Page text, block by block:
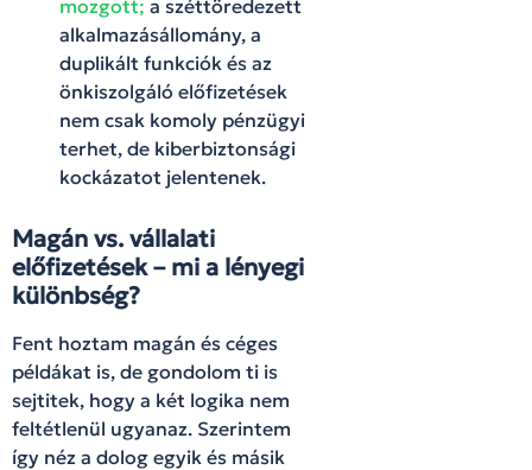
mozgott; a széttöredezett
alkalmazásállomány, a
duplikált funkciók és az
önkiszolgáló előfizetések
nem csak komoly pénzügyi
terhet, de kiberbiztonsági
kockázatot jelentenek.
Magán vs. vállalati
előfizetések – mi a lényegi
különbség?
Fent hoztam magán és céges
példákat is, de gondolom ti is
sejtitek, hogy a két logika nem
feltétlenül ugyanaz. Szerintem
így néz a dolog egyik és másik